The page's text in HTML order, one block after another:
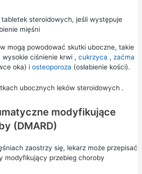
tabletek steroidowych, jeśli występuje
mięśni
mogą powodować skutki uboczne, takie
wysokie ciśnienie krwi, cukrzyca , zaćma
oka) i osteoporoza (osłabienie kości).
ubocznych leków steroidowych .
modyfikujące
(DMARD)
zaostrzy się, lekarz może przepisać
modyfikujący przebieg choroby